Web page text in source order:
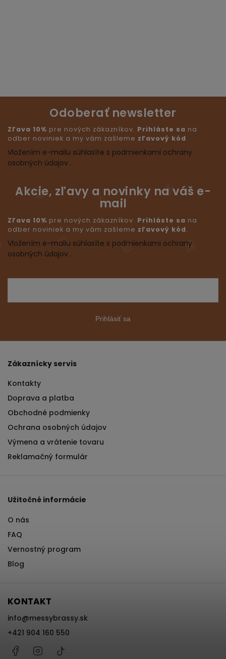
Odoberať newsletter
Zľava 10% pre nových zákazníkov. Prihláste sa na
odber noviniek a my vám zašleme zľavový kód.
Vložením e-mailu súhlasíte s podmienkami ochrany
osobných údajov .
Akcie, zľavy a novinky na váš e-
mail
Zľava 10% pre nových zákazníkov. Prihláste sa na
odber noviniek a my vám zašleme zľavový kód.
Vložením e-mailu súhlasíte s podmienkami ochrany
osobných údajov .
Prihlásiť sa
Zákaznícky servis
Kontakty
Doprava a platba
Obchodné podmienky
Ochrana osobných údajov
Výmena a vrátenie tovaru
Reklamačný formulár
Užitočné informácie
O nás
FAQ
Vernostný program
Blog
KONTAKT
info@messybrassy.sk
+421 904 160 550
FacebookInstagram